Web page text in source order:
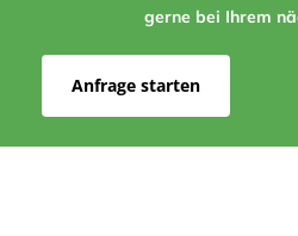
gerne bei Ihrem
Anfrage starten